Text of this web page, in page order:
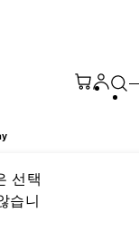
선택
습니